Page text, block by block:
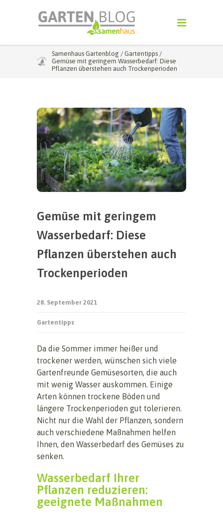
Samenhaus Gartenblog / Gartentipps /
Gemüse mit geringem Wasserbedarf: Diese
Pflanzen überstehen auch Trockenperioden
Gemüse mit geringem
Wasserbedarf: Diese
Pflanzen überstehen auch
Trockenperioden
28. September 2021
Gartentipps
Da die Sommer immer heißer und
trockener werden, wünschen sich viele
Gartenfreunde Gemüsesorten, die auch
mit wenig Wasser auskommen. Einige
Arten können trockene Böden und
längere Trockenperioden gut tolerieren.
Nicht nur die Wahl der Pflanzen, sondern
auch verschiedene Maßnahmen helfen
Ihnen, den Wasserbedarf des Gemüses zu
senken.
Wasserbedarf Ihrer
Pflanzen reduzieren:
geeignete Maßnahmen